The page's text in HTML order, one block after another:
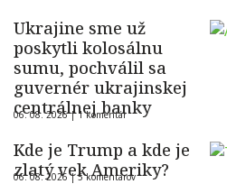
Ukrajine sme už
poskytli kolosálnu
sumu, pochválil sa
guvernér ukrajinskej
centrálnej banky
06. 08. 2026 |1 komentár
Kde je Trump a kde je
zlatý vek Ameriky?
06. 08. 2026 |5 komentárov